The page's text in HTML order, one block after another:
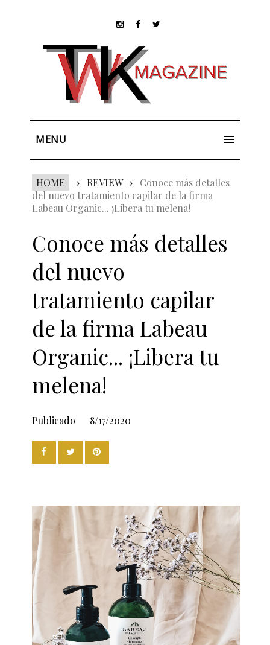
MENU
HOME REVIEW
Conoce más detalles
del nuevo tratamiento capilar de la firma
Labeau Organic... ¡Libera tu melena!
Conoce más detalles
del nuevo
tratamiento capilar
de la firma Labeau
Organic... ¡Libera tu
melena!
Publicado 8/17/2020